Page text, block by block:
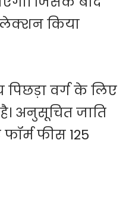
किया
पिछड़ा वर्ग के लिए
अनुसूचित जाति
फीस 125